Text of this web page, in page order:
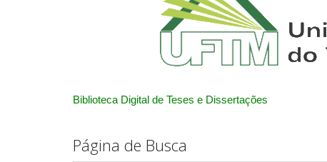
Biblioteca Digital de Teses e Dissertações
Página de Busca